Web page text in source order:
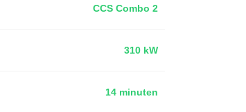
CCS Combo 2
310 kW
14 minuten